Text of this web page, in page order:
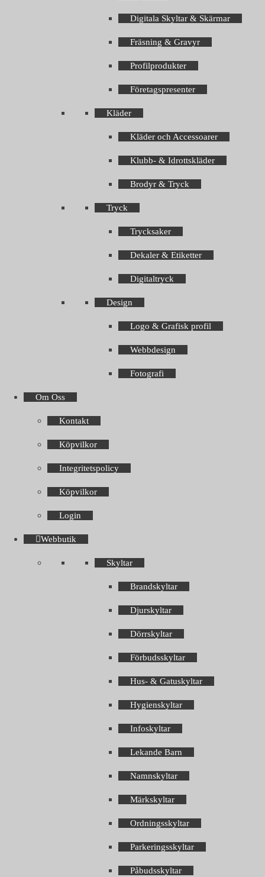
Digitala Skyltar & Skärmar
Fräsning & Gravyr
Profilprodukter
Företagspresenter
Kläder
Kläder och Accessoarer
Klubb- & Idrottskläder
Brodyr & Tryck
Tryck
Trycksaker
Dekaler & Etiketter
Digitaltryck
Design
Logo & Grafisk profil
Webbdesign
Fotografi
Om Oss
Kontakt
Köpvilkor
Integritetspolicy
Köpvilkor
Login
Webbutik
Skyltar
Brandskyltar
Djurskyltar
Dörrskyltar
Förbudsskyltar
Hus- & Gatuskyltar
Hygienskyltar
Infoskyltar
Lekande Barn
Namnskyltar
Märkskyltar
Ordningsskyltar
Parkeringsskyltar
Påbudsskyltar